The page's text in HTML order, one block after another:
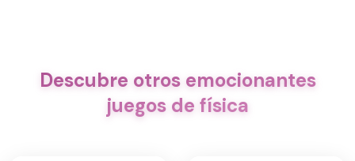
Descubre otros emocionantes
juegos de física